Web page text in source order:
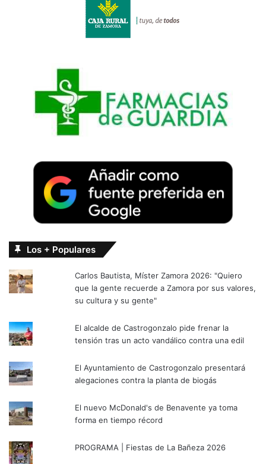
Los + Populares
Carlos Bautista, Míster Zamora 2026: "Quiero
que la gente recuerde a Zamora por sus valores,
su cultura y su gente"
El alcalde de Castrogonzalo pide frenar la
tensión tras un acto vandálico contra una edil
El Ayuntamiento de Castrogonzalo presentará
alegaciones contra la planta de biogás
El nuevo McDonald's de Benavente ya toma
forma en tiempo récord
PROGRAMA | Fiestas de La Bañeza 2026